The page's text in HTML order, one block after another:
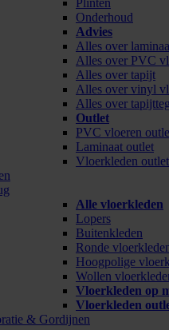
Plinten
Onderhoud
Advies
Alles over
Alles over PVC
Alles over tapijt
Alles over vinyl
Alles over
Outlet
PVC vloeren
Laminaat outlet
Vloerkleden outlet
Alle vloerkleden
Lopers
Buitenkleden
Ronde
Hoogpolige
Wollen
Vloerkleden op
Vloerkleden
& Gordijnen